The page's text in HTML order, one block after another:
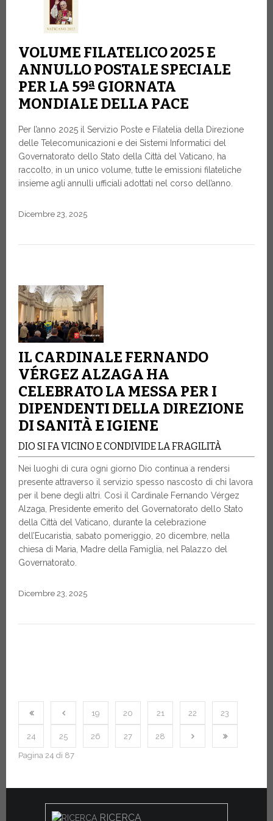
VOLUME FILATELICO 2025 E
ANNULLO POSTALE SPECIALE
PER LA 59ª GIORNATA
MONDIALE DELLA PACE
Per l’anno 2025 il Servizio Poste e Filatelia della Direzione
delle Telecomunicazioni e dei Sistemi Informatici del
Governatorato dello Stato della Città del Vaticano, ha
raccolto, in un unico volume, tutte le emissioni filateliche
insieme agli annulli ufficiali adottati nel corso dell’anno.
Dicembre 23, 2025
IL CARDINALE FERNANDO
VÉRGEZ ALZAGA HA
CELEBRATO LA MESSA PER I
DIPENDENTI DELLA DIREZIONE
DI SANITÀ E IGIENE
DIO SI FA VICINO E CONDIVIDE LA FRAGILITÀ
Nei luoghi di cura ogni giorno Dio continua a rendersi
presente attraverso il servizio spesso nascosto di chi lavora
per il bene degli altri. Così il Cardinale Fernando Vérgez
Alzaga, Presidente emerito del Governatorato dello Stato
della Città del Vaticano, durante la celebrazione
dell’Eucaristia, sabato pomeriggio, 20 dicembre, nella
chiesa di Maria, Madre della Famiglia, nel Palazzo del
Governatorato.
Dicembre 23, 2025
19 20 21 22 23
24 25 26 27 28
Pagina 24 di 87
RICERCA